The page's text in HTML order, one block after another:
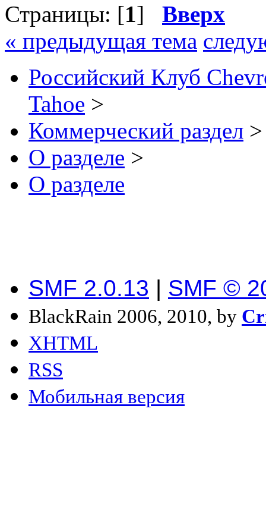
Страницы: [1] Вверх
« предыдущая тема
Российский Клуб
Tahoe >
Коммерческий раздел >
О разделе >
О разделе
SMF 2.0.13 | SMF ©
BlackRain 2006, 2010, by
XHTML
RSS
Мобильная версия